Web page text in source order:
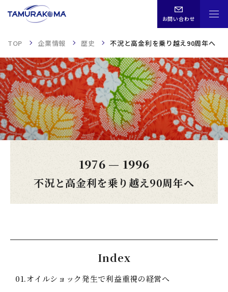
お問い合わせ
CHN ENG JPN
TOP
サスティナビリティ
TOP 企業情報 歴史 不況と高金利を乗り越え90周年へ
1976 — 1996
不況と高金利を乗り越え90周年へ
Index
01.オイルショック発生で利益重視の経営へ